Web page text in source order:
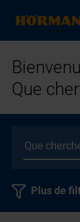
Que
Plus de